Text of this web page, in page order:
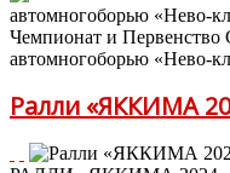
Чемпионат и Первенство
автомногоборью «Нево-
Ралли «ЯККИМА